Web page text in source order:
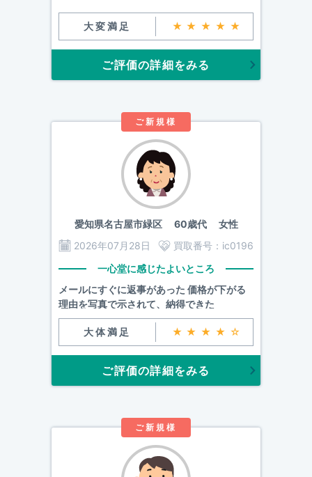
大変満足 ★★★★★
ご評価の詳細をみる
ご新規様
愛知県名古屋市緑区60歳代 女性
2026年07月28日
買取番号： ic0196
一心堂に感じたよいところ
メールにすぐに返事があった 価格が下がる
理由を写真で示されて、納得できた
大体満足 ★★★★☆
ご評価の詳細をみる
ご新規様